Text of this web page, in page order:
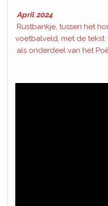
April 2024
Rustbankje, tussen het
voetbalveld, met de tekst
als onderdeel van het